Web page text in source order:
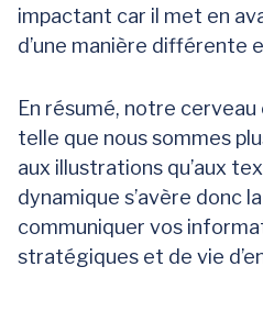
impactant car il met en
d’une manière différente
En résumé, notre
telle que nous sommes
aux illustrations qu’aux
dynamique s’avère donc
communiquer vos
stratégiques et de vie